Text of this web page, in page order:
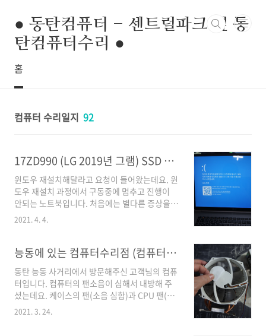
● 동탄컴퓨터 - 센트럴파크 옆 동
탄컴퓨터수리 ●
홈
컴퓨터 수리일지 92
17ZD990 (LG 2019년 그램) SSD 업그레이드
윈도우 재설치해달라고 요청이 들어왔는데요. 윈
도우 재설치 과정에서 구동중에 멈추고 진행이
안되는 노트북입니다. 처음에는 별다른 증상을
이야기 안하시고 윈도우만 재설치해달라해서 윈
안되는 증상이 있었습니다. 윈도우만 2번 설치하
고 증상을 확인해봤습니다. 중지코드 :
SYSTEM_THREAD_EXCEPTION_NOT_HANDLED
실패한 내용 : CLASSPNP.SYS => 이코드가 떴
더래도 아래에 적힌 수리 내역의 원인이 아닐 수
있습니다. 에러코드라는 게 어떤 부분의 문제인
2021. 4. 4.
능동에 있는 컴퓨터수리점 (컴퓨터 팬소음 때문에 ...)
동탄 능동 사거리에서 방문해주신 고객님의 컴퓨
터입니다. 컴퓨터의 팬소음이 심해서 내방해 주
셨는데요. 케이스의 팬(소음 심함)과 CPU 팬(걸
리는 소리 있음, 소음 약함)이 불량이였습니다.
2021. 3. 24.